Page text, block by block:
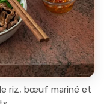
riz, bœuf mariné et